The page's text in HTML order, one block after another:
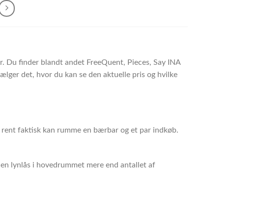
finder blandt andet FreeQuent, Pieces, Say INA
det, hvor du kan se den aktuelle pris og hvilke
faktisk kan rumme en bærbar og et par indkøb.
lynlås i hovedrummet mere end antallet af